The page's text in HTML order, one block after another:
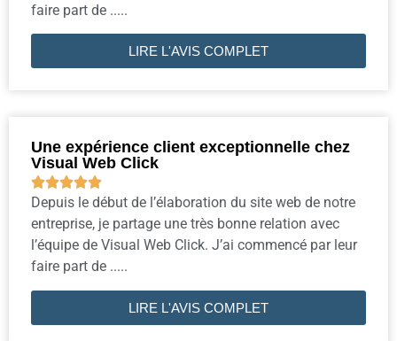
faire part de .....
LIRE L'AVIS COMPLET
Une expérience client exceptionnelle chez
Visual Web Click

Depuis le début de l’élaboration du site web de notre
entreprise, je partage une très bonne relation avec
l’équipe de Visual Web Click. J’ai commencé par leur
faire part de .....
LIRE L'AVIS COMPLET